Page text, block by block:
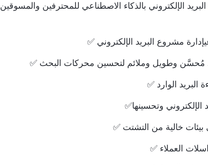
10 أدوات لكتابة البريد الإلكتروني بالذكاء الاصطناعي للمحترفين والمسوقين
إدارة مشروع البريد الإلكتروني ✅
مُحسَّن وطويل وملائم لتحسين محركات البحث ✅
الوارد ✅
الإلكتروني وتحسينها✅
بيئات خالية من التشتت ✅
العملاء ✅